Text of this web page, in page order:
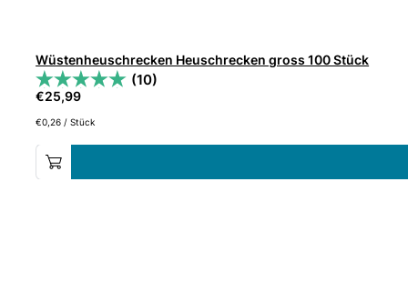
Wüstenheuschrecken Heuschrecken gross 100 Stück
(10)
€25,99
€0,26 /Stück